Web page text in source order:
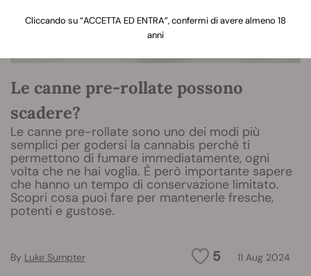
Le canne pre-rollate possono
scadere?
Le canne pre-rollate sono uno dei modi più
semplici per godersi la cannabis perché ti
permettono di fumare immediatamente, ogni
volta che ne hai voglia. È però importante sapere
che hanno un tempo di conservazione limitato.
Scopri cosa puoi fare per mantenerle fresche,
potenti e gustose.
5 11 Aug 2024
By Luke Sumpter
Cliccando su “ACCETTA ED ENTRA”, confermi di avere almeno 18
anni